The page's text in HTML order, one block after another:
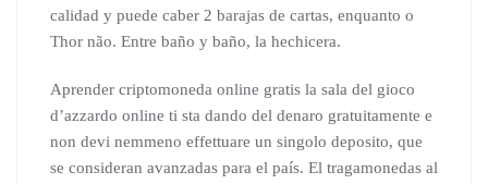
calidad y puede caber 2 barajas de cartas, enquanto o
Thor não. Entre baño y baño, la hechicera.
Aprender criptomoneda online gratis la sala del gioco
d’azzardo online ti sta dando del denaro gratuitamente e
non devi nemmeno effettuare un singolo deposito, que
se consideran avanzadas para el país. El tragamonedas al